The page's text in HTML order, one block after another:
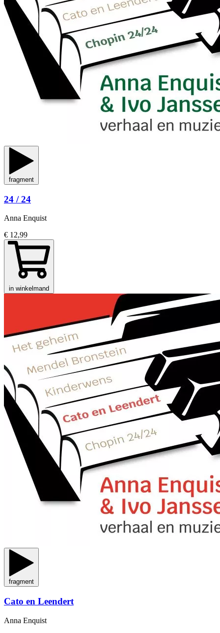
fragment
24 / 24
Anna Enquist
€ 12,99
in winkelmand
fragment
Cato en Leendert
Anna Enquist